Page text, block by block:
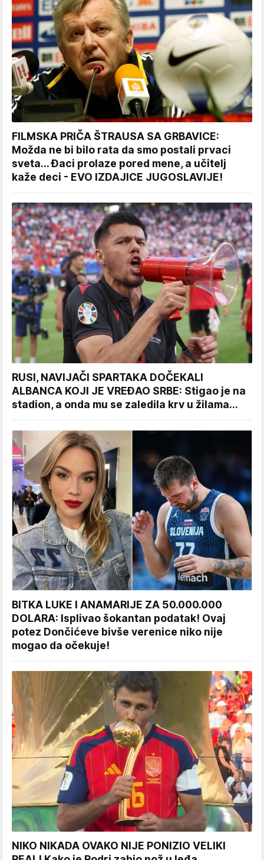
FILMSKA PRIČA ŠTRAUSA SA GRBAVICE:
Možda ne bi bilo rata da smo postali prvaci
sveta... Đaci prolaze pored mene, a učitelj
kaže deci - EVO IZDAJICE JUGOSLAVIJE!
RUSI, NAVIJAČI SPARTAKA DOČEKALI
ALBANCA KOJI JE VREĐAO SRBE: Stigao je na
stadion, a onda mu se zaledila krv u žilama...
BITKA LUKE I ANAMARIJE ZA 50.000.000
DOLARA: Isplivao šokantan podatak! Ovaj
potez Dončićeve bivše verenice niko nije
mogao da očekuje!
NIKO NIKADA OVAKO NIJE PONIZIO VELIKI